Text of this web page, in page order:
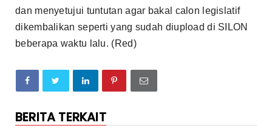
dan menyetujui tuntutan agar bakal calon legislatif
dikembalikan seperti yang sudah diupload di SILON
beberapa waktu lalu. (Red)
BERITA TERKAIT